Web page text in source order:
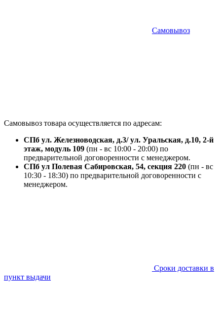
Самовывоз
Самовывоз товара осуществляется по адресам:
СПб ул. Железноводская, д.3/ ул. Уральская, д.10, 2-й
этаж, модуль 109 (пн - вс 10:00 - 20:00) по
предварительной договоренности с менеджером.
СПб ул Полевая Сабировская, 54, секция 220 (пн - вс
10:30 - 18:30) по предварительной договоренности с
менеджером.
Сроки доставки в
пункт выдачи